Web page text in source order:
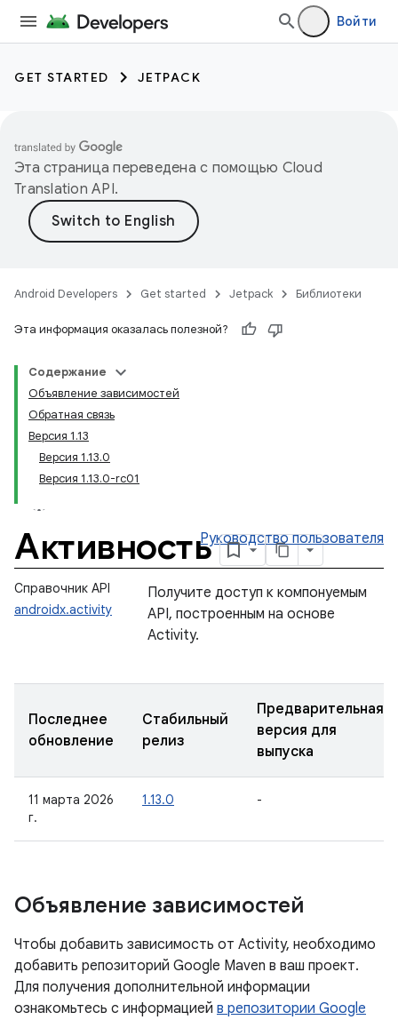
Войти
GET STARTED JETPACK
Эта страница переведена с помощью Cloud
Translation API.
Android Developers Get started Jetpack Библиотеки
Эта информация оказалась полезной?
Содержание
Объявление зависимостей
Обратная связь
Версия 1.13
Версия 1.13.0
Версия 1.13.0-rc01
АктивностьРуководство пользователя
Справочник API
androidx.activity
Получите доступ к компонуемым
API, построенным на основе
Activity.
Последнее
обновление
Стабильный
релиз
Предварительная
версия для
выпуска
11 марта 2026
г.
1.13.0 -
Объявление зависимостей
Чтобы добавить зависимость от Activity, необходимо
добавить репозиторий Google Maven в ваш проект.
Для получения дополнительной информации
ознакомьтесь с информацией в репозитории Google